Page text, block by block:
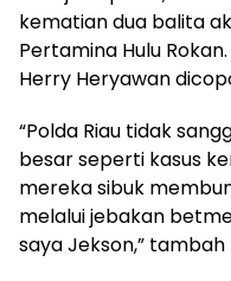
kematian dua balita
Pertamina Hulu
Herry Heryawan
“Polda Riau tidak
besar seperti kasus
mereka sibuk
melalui jebakan
saya Jekson,”